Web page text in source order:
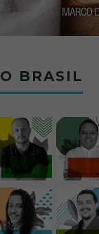
BRASIL